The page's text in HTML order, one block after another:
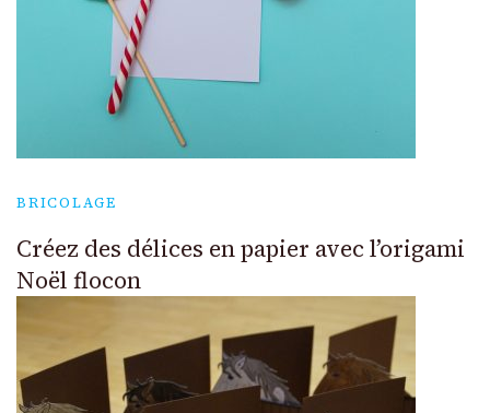
BRICOLAGE
Créez des délices en papier avec l’origami
Noël flocon